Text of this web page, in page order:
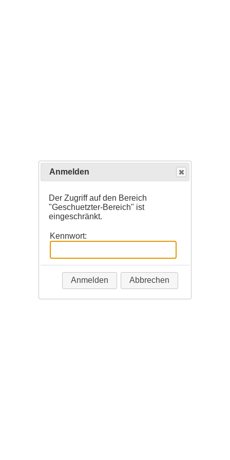
Anmelden
Der Zugriff auf den Bereich
"Geschuetzter-Bereich" ist
eingeschränkt.
Kennwort:
Anmelden Abbrechen